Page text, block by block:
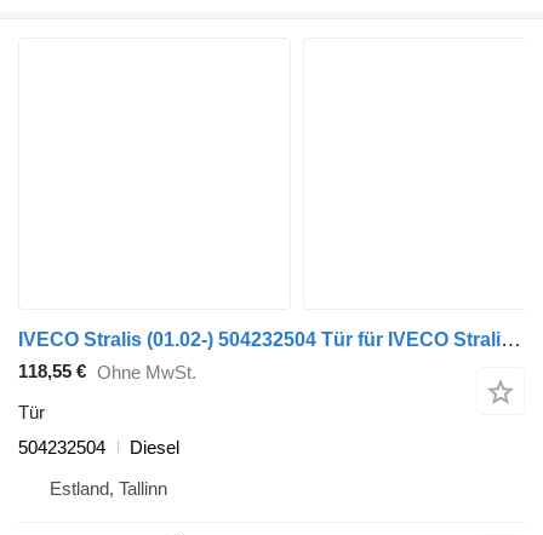
IVECO Stralis (01.02-) 504232504 Tür für IVECO Stralis, Trakker (2002-) Sattelzugmaschine
118,55 € Ohne MwSt.
Tür
504232504
Diesel
Estland, Tallinn